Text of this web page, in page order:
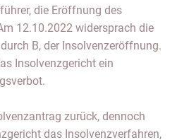
die Eröffnung des
12.10.2022 widersprach die
B, der Insolvenzeröffnung.
Insolvenzgericht ein
zurück, dennoch
das Insolvenzverfahren,